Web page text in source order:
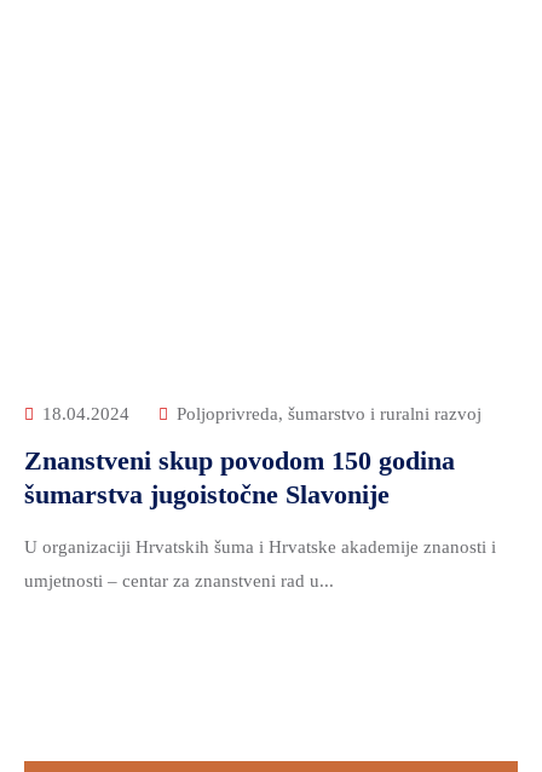
18.04.2024 Poljoprivreda, šumarstvo i ruralni razvoj
Znanstveni skup povodom 150 godina
šumarstva jugoistočne Slavonije
U organizaciji Hrvatskih šuma i Hrvatske akademije znanosti i
umjetnosti – centar za znanstveni rad u...